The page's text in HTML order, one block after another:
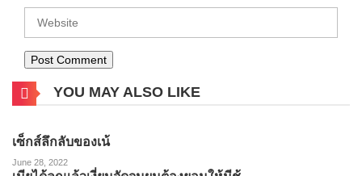
YOU MAY ALSO LIKE
เซ็กส์ลึกลับของเน้
June 28, 2022